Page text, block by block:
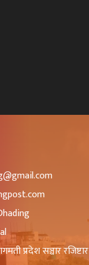
प्रदेश सञ्चार रजिष्टार